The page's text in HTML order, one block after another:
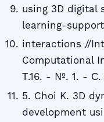
using 3D digital
learning-
interactions //
Computational
Т.16. - №. 1. - С.
5. Choi K. 3D
development